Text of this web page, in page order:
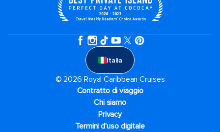
Italia
© 2026 Royal Caribbean Cruises
Contratto di viaggio
Chi siamo
Privacy
Termini d'uso digitale